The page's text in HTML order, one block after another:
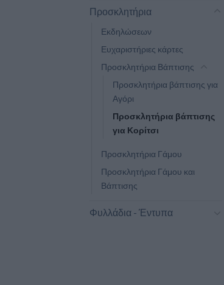
Προσκλητήρια
Εκδηλώσεων
Ευχαριστήριες κάρτες
Προσκλητήρια Βάπτισης
Προσκλητήρια βάπτισης για
Αγόρι
Προσκλητήρια βάπτισης
για Κορίτσι
Προσκλητήρια Γάμου
Προσκλητήρια Γάμου και
Βάπτισης
Φυλλάδια - Έντυπα